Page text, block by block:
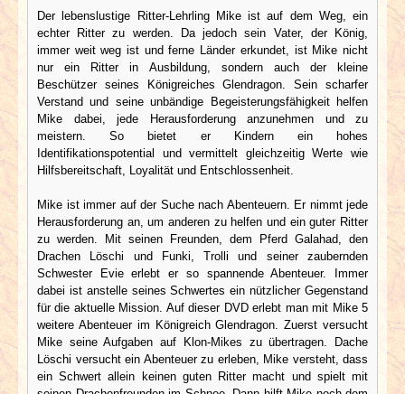
Der lebenslustige Ritter-Lehrling Mike ist auf dem Weg, ein
echter Ritter zu werden. Da jedoch sein Vater, der König,
immer weit weg ist und ferne Länder erkundet, ist Mike nicht
nur ein Ritter in Ausbildung, sondern auch der kleine
Beschützer seines Königreiches Glendragon. Sein scharfer
Verstand und seine unbändige Begeisterungsfähigkeit helfen
Mike dabei, jede Herausforderung anzunehmen und zu
meistern. So bietet er Kindern ein hohes
Identifikationspotential und vermittelt gleichzeitig Werte wie
Hilfsbereitschaft, Loyalität und Entschlossenheit.
Mike ist immer auf der Suche nach Abenteuern. Er nimmt jede
Herausforderung an, um anderen zu helfen und ein guter Ritter
zu werden. Mit seinen Freunden, dem Pferd Galahad, den
Drachen Löschi und Funki, Trolli und seiner zaubernden
Schwester Evie erlebt er so spannende Abenteuer. Immer
dabei ist anstelle seines Schwertes ein nützlicher Gegenstand
für die aktuelle Mission. Auf dieser DVD erlebt man mit Mike 5
weitere Abenteuer im Königreich Glendragon. Zuerst versucht
Mike seine Aufgaben auf Klon-Mikes zu übertragen. Dache
Löschi versucht ein Abenteuer zu erleben, Mike versteht, dass
ein Schwert allein keinen guten Ritter macht und spielt mit